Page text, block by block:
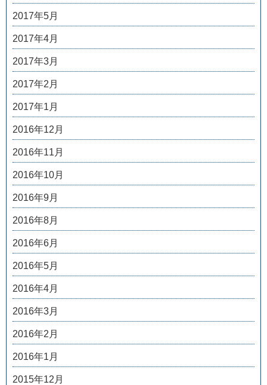
2017年5月
2017年4月
2017年3月
2017年2月
2017年1月
2016年12月
2016年11月
2016年10月
2016年9月
2016年8月
2016年6月
2016年5月
2016年4月
2016年3月
2016年2月
2016年1月
2015年12月